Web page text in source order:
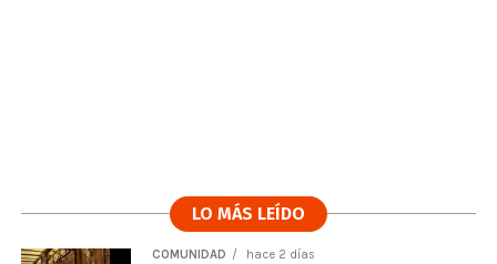
LO MÁS LEÍDO
COMUNIDAD hace 2 días